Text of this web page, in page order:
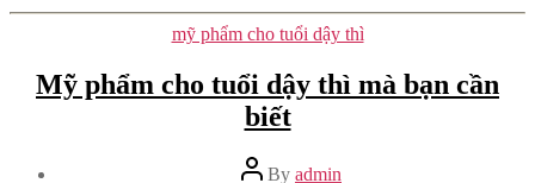
Categories
mỹ phẩm cho tuổi dậy thì
Mỹ phẩm cho tuổi dậy thì mà bạn cần
biết
PostBy admin